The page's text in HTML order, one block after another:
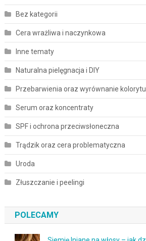
Bez kategorii
Cera wrażliwa i naczynkowa
Inne tematy
Naturalna pielęgnacja i DIY
Przebarwienia oraz wyrównanie kolorytu
Serum oraz koncentraty
SPF i ochrona przeciwsłoneczna
Trądzik oraz cera problematyczna
Uroda
Złuszczanie i peelingi
POLECAMY